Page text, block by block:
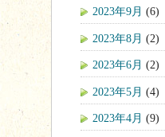
2023年9月 (6)
2023年8月 (2)
2023年6月 (2)
2023年5月 (4)
2023年4月 (9)